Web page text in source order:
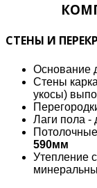
СТЕНЫ И
Основание
Стены
укосы)
Лаги пола -
590мм
Утепление